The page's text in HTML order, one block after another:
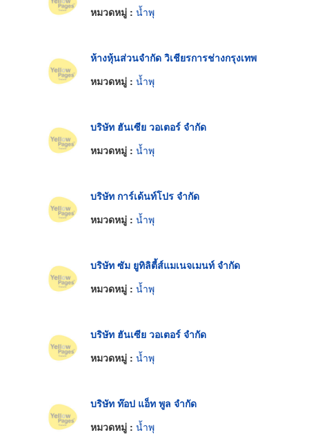
หมวดหมู่ : น้ำพุ
ห้างหุ้นส่วนจำกัด วิเชียรการช่างกรุงเทพ
หมวดหมู่ : น้ำพุ
บริษัท ฮันเซีย วอเตอร์ จำกัด
หมวดหมู่ : น้ำพุ
บริษัท การ์เด้นท์โปร จำกัด
หมวดหมู่ : น้ำพุ
บริษัท ซัม ยูทิลิตี้ส์แมเนจเมนท์ จำกัด
หมวดหมู่ : น้ำพุ
บริษัท ฮันเซีย วอเตอร์ จำกัด
หมวดหมู่ : น้ำพุ
บริษัท ท๊อป แอ็ท พูล จำกัด
หมวดหมู่ : น้ำพุ